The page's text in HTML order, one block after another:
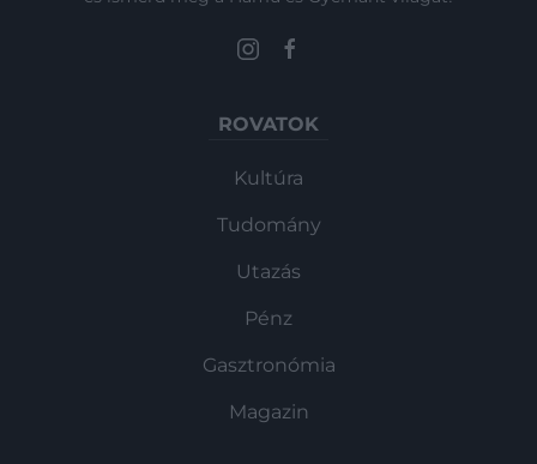
ROVATOK
Kultúra
Tudomány
Utazás
Pénz
Gasztronómia
Magazin